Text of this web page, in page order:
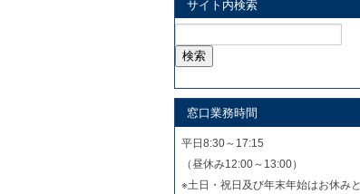
サイト内検索
索:
窓口業務時間
平日8:30～17:15
（昼休み12:00～13:00）
※土日・祝日及び年末年始はお休みと